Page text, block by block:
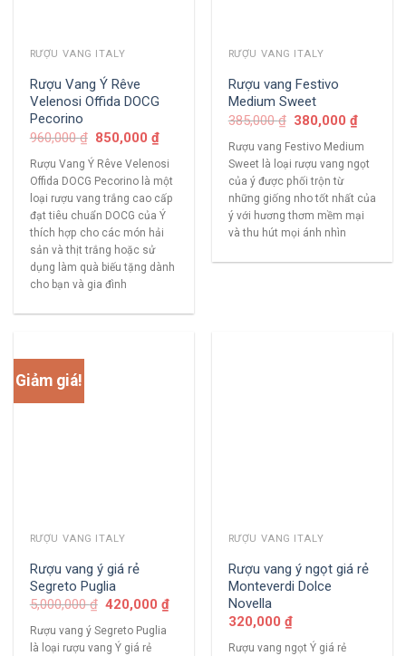
RƯỢU VANG ITALY
Rượu Vang Ý Rêve
Velenosi Offida DOCG
Pecorino
960,000₫ 850,000₫
Rượu Vang Ý Rêve Velenosi
Offida DOCG Pecorino là một
loại rượu vang trắng cao cấp
đạt tiêu chuẩn DOCG của Ý
thích hợp cho các món hải
sản và thịt trắng hoặc sử
dụng làm quà biếu tặng dành
cho bạn và gia đình
RƯỢU VANG ITALY
Rượu vang Festivo
Medium Sweet
385,000₫ 380,000₫
Rượu vang Festivo Medium
Sweet là loại rượu vang ngọt
của ý được phối trộn từ
những giống nho tốt nhất của
ý với hương thơm mềm mại
và thu hút mọi ánh nhìn
Giảm giá!
RƯỢU VANG ITALY
Rượu vang ý giá rẻ
Segreto Puglia
5,000,000₫ 420,000₫
Rượu vang ý Segreto Puglia
là loại rượu vang Ý giá rẻ
RƯỢU VANG ITALY
Rượu vang ý ngọt giá rẻ
Monteverdi Dolce
Novella
320,000 ₫
Rượu vang ngọt Ý giá rẻ